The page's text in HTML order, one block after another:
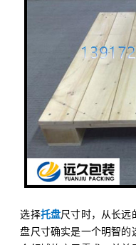
选择托盘尺寸时，从长远
盘尺寸确实是一个明智的